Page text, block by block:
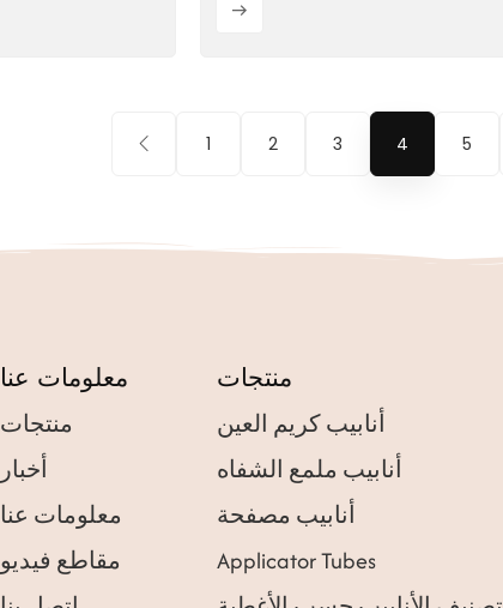
1 2 3 4 5
معلومات عنا
منتجات
أخبار
معلومات عنا
مقاطع فيديو
منتجات
أنابيب كريم العين
أنابيب ملمع الشفاه
أنابيب مصفحة
Applicator Tubes